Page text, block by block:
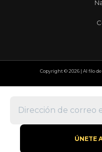
Copyright © 2026 | Al filo